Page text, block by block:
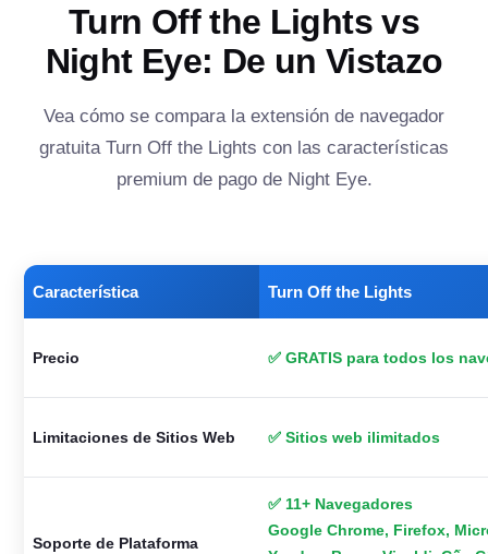
Turn Off the Lights vs
Night Eye: De un Vistazo
Vea cómo se compara la extensión de navegador
gratuita Turn Off the Lights con las características
premium de pago de Night Eye.
Característica Turn Off the Lights
Precio ✅ GRATIS para todos los
Limitaciones de Sitios Web ✅ Sitios web ilimitados
Soporte de Plataforma
✅ 11+ Navegadores
Google Chrome, Firefox,